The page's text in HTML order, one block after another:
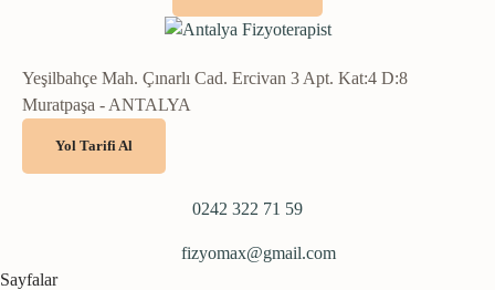
Yeşilbahçe Mah. Çınarlı Cad. Ercivan 3 Apt. Kat:4 D:8
Muratpaşa - ANTALYA
Yol Tarifi Al
0242 322 71 59
fizyomax@gmail.com
Sayfalar